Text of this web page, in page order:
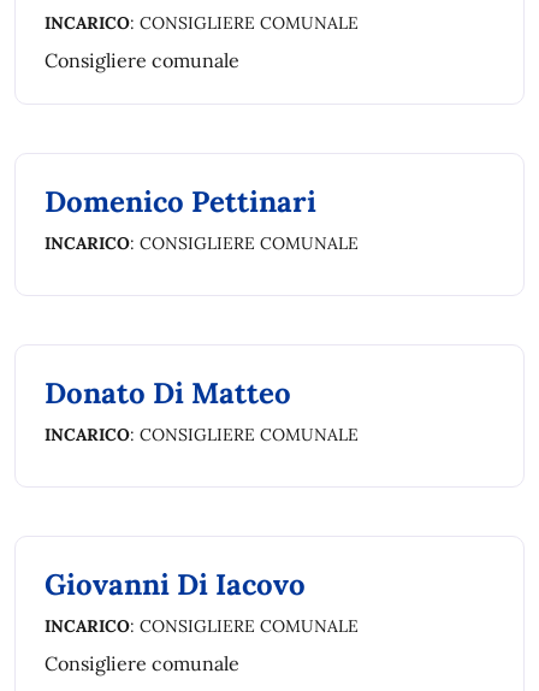
INCARICO: CONSIGLIERE COMUNALE
Consigliere comunale
Domenico Pettinari
INCARICO: CONSIGLIERE COMUNALE
Donato Di Matteo
INCARICO: CONSIGLIERE COMUNALE
Giovanni Di Iacovo
INCARICO: CONSIGLIERE COMUNALE
Consigliere comunale